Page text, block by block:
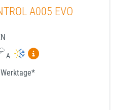
A005 EVO
A
Mehr Informationen zum